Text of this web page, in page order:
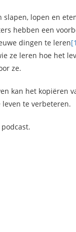
slapen, lopen en
hebben een
dingen te leren
ze leren hoe het
ze.
kan het kopiëren
te verbeteren.